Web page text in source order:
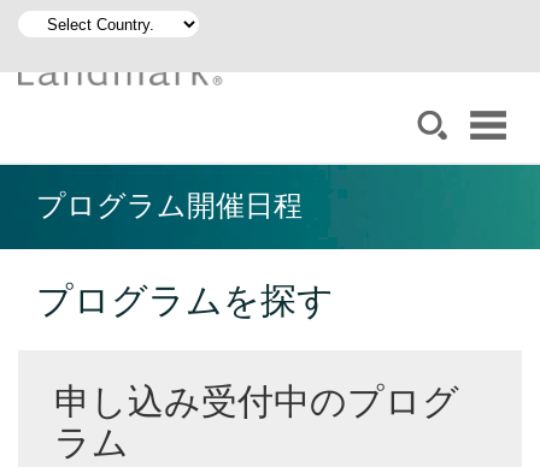
プログラム開催日程
プログラムを探す
申し込み受付中のプログ
ラム